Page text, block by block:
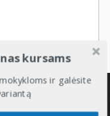
kursams
ir galėsite